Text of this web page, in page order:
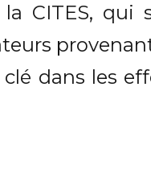
CITES, qui
dans les